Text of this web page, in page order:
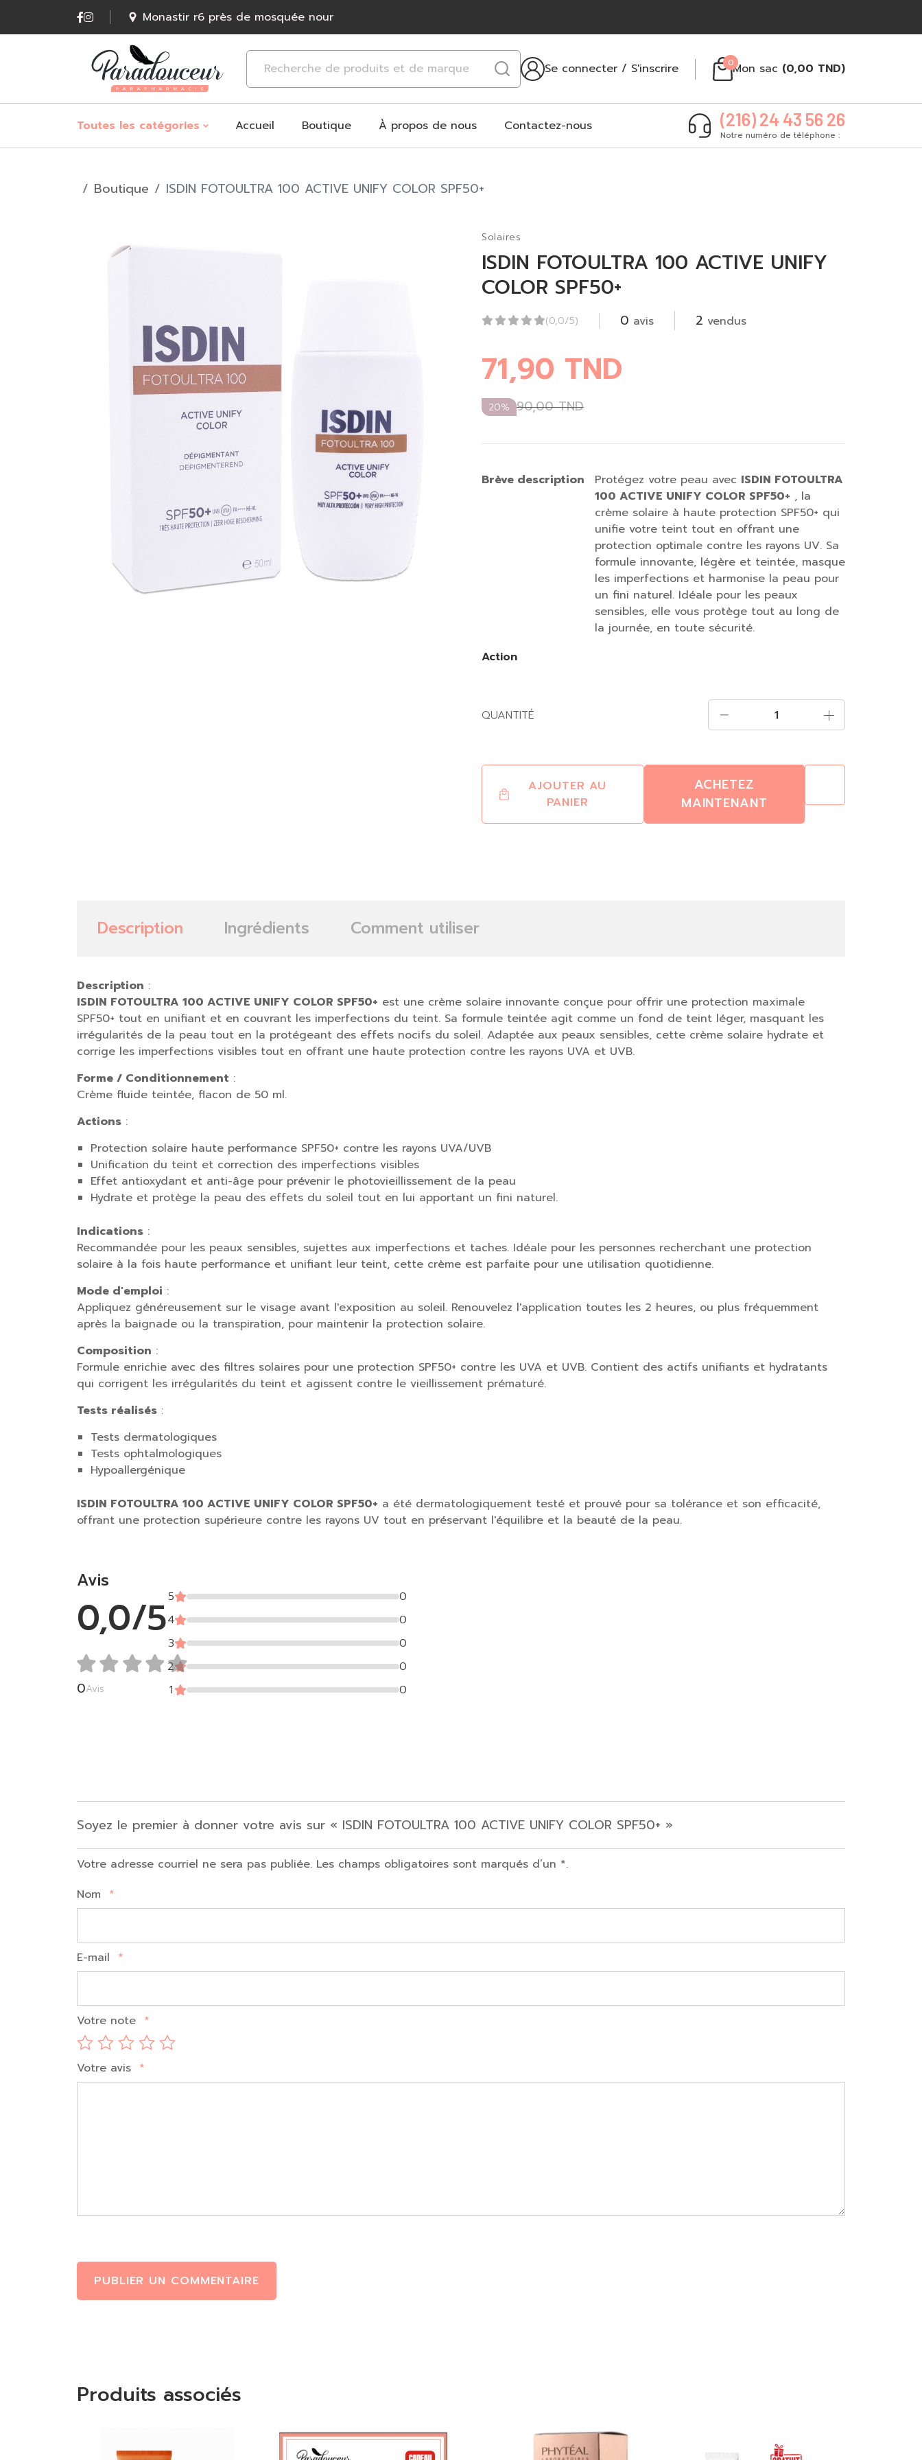
Monastir r6 près de mosquée nour
Se connecter / S'inscrire 0Mon sac (0,00 TND)
Toutes les catégories Accueil Boutique À propos de nous Contactez-nous (216) 24 43 56 26
Notre numéro de téléphone :
Boutique ISDIN FOTOULTRA 100 ACTIVE UNIFY COLOR SPF50+
Solaires
ISDIN FOTOULTRA 100 ACTIVE UNIFY
COLOR SPF50+
(0,0/5) 0 avis 2 vendus
71,90 TND
20% 90,00TND
Brève description Protégez votre peau avec ISDIN FOTOULTRA
100 ACTIVE UNIFY COLOR SPF50+ , la
crème solaire à haute protection SPF50+ qui
unifie votre teint tout en offrant une
protection optimale contre les rayons UV. Sa
formule innovante, légère et teintée, masque
les imperfections et harmonise la peau pour
un fini naturel. Idéale pour les peaux
sensibles, elle vous protège tout au long de
la journée, en toute sécurité.
Action
QUANTITÉ
AJOUTER AU
PANIER
ACHETEZ
MAINTENANT
Description Ingrédients Comment utiliser
Description :
ISDIN FOTOULTRA 100 ACTIVE UNIFY COLOR SPF50+ est une crème solaire innovante conçue pour offrir une protection maximale
SPF50+ tout en unifiant et en couvrant les imperfections du teint. Sa formule teintée agit comme un fond de teint léger, masquant les
irrégularités de la peau tout en la protégeant des effets nocifs du soleil. Adaptée aux peaux sensibles, cette crème solaire hydrate et
corrige les imperfections visibles tout en offrant une haute protection contre les rayons UVA et UVB.
Forme / Conditionnement :
Crème fluide teintée, flacon de 50 ml.
Actions :
Protection solaire haute performance SPF50+ contre les rayons UVA/UVB
Unification du teint et correction des imperfections visibles
Effet antioxydant et anti-âge pour prévenir le photovieillissement de la peau
Hydrate et protège la peau des effets du soleil tout en lui apportant un fini naturel.
Indications :
Recommandée pour les peaux sensibles, sujettes aux imperfections et taches. Idéale pour les personnes recherchant une protection
solaire à la fois haute performance et unifiant leur teint, cette crème est parfaite pour une utilisation quotidienne.
Mode d'emploi :
Appliquez généreusement sur le visage avant l'exposition au soleil. Renouvelez l'application toutes les 2 heures, ou plus fréquemment
après la baignade ou la transpiration, pour maintenir la protection solaire.
Composition :
Formule enrichie avec des filtres solaires pour une protection SPF50+ contre les UVA et UVB. Contient des actifs unifiants et hydratants
qui corrigent les irrégularités du teint et agissent contre le vieillissement prématuré.
Tests réalisés :
Tests dermatologiques
Tests ophtalmologiques
Hypoallergénique
ISDIN FOTOULTRA 100 ACTIVE UNIFY COLOR SPF50+ a été dermatologiquement testé et prouvé pour sa tolérance et son efficacité,
offrant une protection supérieure contre les rayons UV tout en préservant l'équilibre et la beauté de la peau.
Avis
0,0/5
0Avis
5
0
4
0
3
0
2
0
1
0
Soyez le premier à donner votre avis sur « ISDIN FOTOULTRA 100 ACTIVE UNIFY COLOR SPF50+ »
Votre adresse courriel ne sera pas publiée. Les champs obligatoires sont marqués d’un *.
Nom *
E-mail *
Votre note *
Votre avis *
PUBLIER UN COMMENTAIRE
Produits associés